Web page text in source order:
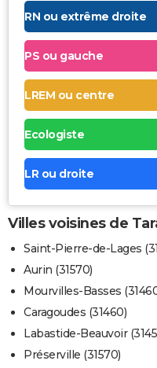
RN ou extrême droite
PS ou gauche
LREM ou centre
Ecologiste
LR ou droite
Villes voisines de
Saint-Pierre-de-Lages
Aurin (31570)
Mourvilles-Basses
Caragoudes (31460)
Labastide-Beauvoir
Préserville (31570)